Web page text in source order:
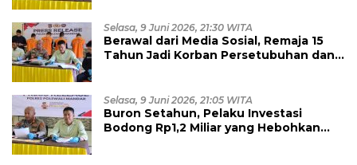
Selasa, 9 Juni 2026, 21:30 WITA
Berawal dari Media Sosial, Remaja 15
Tahun Jadi Korban Persetubuhan dan
Selasa, 9 Juni 2026, 21:05 WITA
Buron Setahun, Pelaku Investasi
Bodong Rp1,2 Miliar yang Hebohkan